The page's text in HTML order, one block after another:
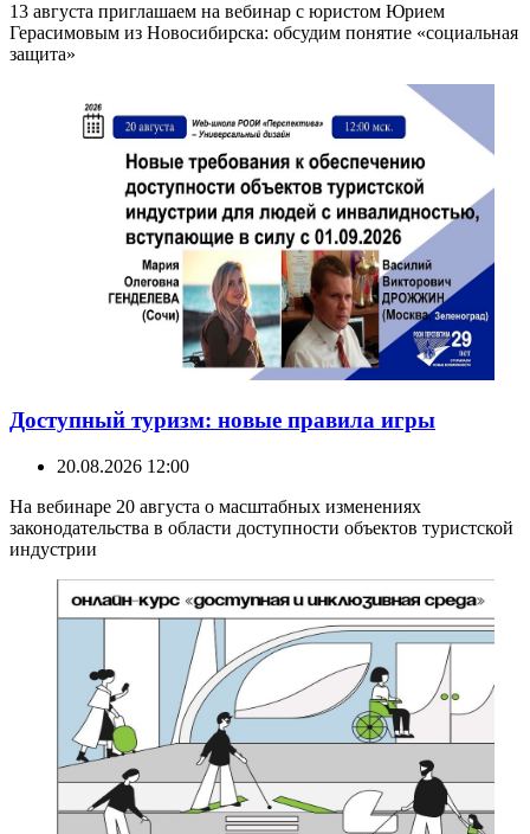
13 августа приглашаем на вебинар с юристом Юрием
Герасимовым из Новосибирска: обсудим понятие «социальная
защита»
Доступный туризм: новые правила игры
20.08.2026 12:00
На вебинаре 20 августа о масштабных изменениях
законодательства в области доступности объектов туристской
индустрии